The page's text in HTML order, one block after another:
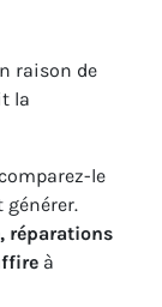
raison de
la
le
générer.
réparations
à